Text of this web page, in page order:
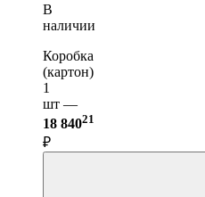
В
наличии
Коробка
(картон)
1
шт —
18 84021
₽